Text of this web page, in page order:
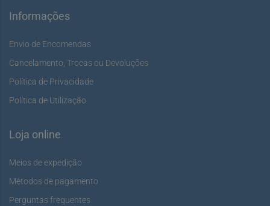
Informações
Envio de Encomendas
Cancelamento, Trocas ou Devoluções
Política de Privacidade
Política de Utilização
Loja online
Meios de expedição
Métodos de pagamento
Perguntas frequentes